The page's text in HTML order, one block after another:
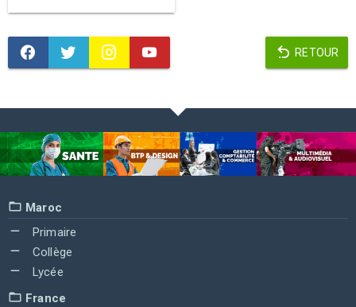
RETOUR
Maroc
Primaire
Collège
Lycée
France